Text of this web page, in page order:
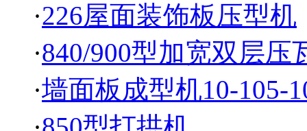
·226屋面装饰板压型机
·840/900型加宽双层压
·墙面板成型机10-105-